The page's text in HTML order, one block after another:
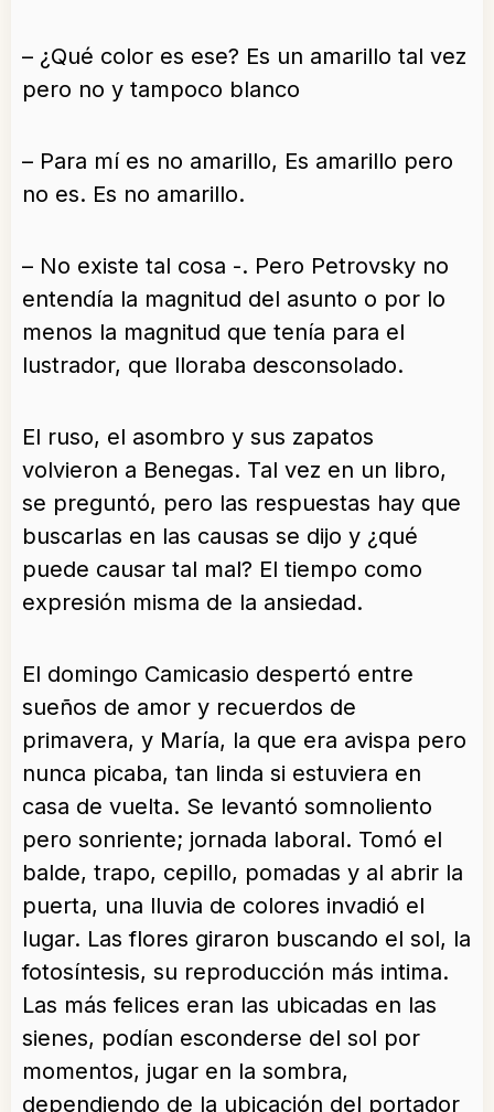
– ¿Qué color es ese? Es un amarillo tal vez
pero no y tampoco blanco
– Para mí es no amarillo, Es amarillo pero
no es. Es no amarillo.
– No existe tal cosa -. Pero Petrovsky no
entendía la magnitud del asunto o por lo
menos la magnitud que tenía para el
lustrador, que lloraba desconsolado.
El ruso, el asombro y sus zapatos
volvieron a Benegas. Tal vez en un libro,
se preguntó, pero las respuestas hay que
buscarlas en las causas se dijo y ¿qué
puede causar tal mal? El tiempo como
expresión misma de la ansiedad.
El domingo Camicasio despertó entre
sueños de amor y recuerdos de
primavera, y María, la que era avispa pero
nunca picaba, tan linda si estuviera en
casa de vuelta. Se levantó somnoliento
pero sonriente; jornada laboral. Tomó el
balde, trapo, cepillo, pomadas y al abrir la
puerta, una lluvia de colores invadió el
lugar. Las flores giraron buscando el sol, la
fotosíntesis, su reproducción más intima.
Las más felices eran las ubicadas en las
sienes, podían esconderse del sol por
momentos, jugar en la sombra,
dependiendo de la ubicación del portador